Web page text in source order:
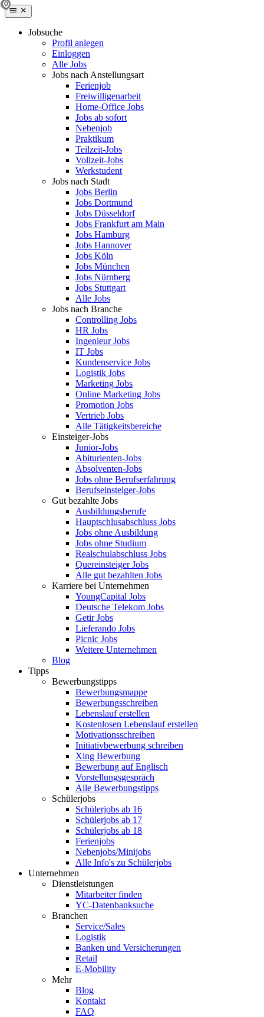
Jobsuche
Profil anlegen
Einloggen
Alle Jobs
Jobs nach Anstellungsart
Ferienjob
Freiwilligenarbeit
Home-Office Jobs
Jobs ab sofort
Nebenjob
Praktikum
Teilzeit-Jobs
Vollzeit-Jobs
Werkstudent
Jobs nach Stadt
Jobs Berlin
Jobs Dortmund
Jobs Düsseldorf
Jobs Frankfurt am Main
Jobs Hamburg
Jobs Hannover
Jobs Köln
Jobs München
Jobs Nürnberg
Jobs Stuttgart
Alle Jobs
Jobs nach Branche
Controlling Jobs
HR Jobs
Ingenieur Jobs
IT Jobs
Kundenservice Jobs
Logistik Jobs
Marketing Jobs
Online Marketing Jobs
Promotion Jobs
Vertrieb Jobs
Alle Tätigkeitsbereiche
Einsteiger-Jobs
Junior-Jobs
Abiturienten-Jobs
Absolventen-Jobs
Jobs ohne Berufserfahrung
Berufseinsteiger-Jobs
Gut bezahlte Jobs
Ausbildungsberufe
Hauptschlusabschluss Jobs
Jobs ohne Ausbildung
Jobs ohne Studium
Realschulabschluss Jobs
Quereinsteiger Jobs
Alle gut bezahlten Jobs
Karriere bei Unternehmen
YoungCapital Jobs
Deutsche Telekom Jobs
Getir Jobs
Lieferando Jobs
Picnic Jobs
Weitere Unternehmen
Blog
Tipps
Bewerbungstipps
Bewerbungsmappe
Bewerbungsschreiben
Lebenslauf erstellen
Kostenlosen Lebenslauf erstellen
Motivationsschreiben
Initiativbewerbung schreiben
Xing Bewerbung
Bewerbung auf Englisch
Vorstellungsgespräch
Alle Bewerbungstipps
Schülerjobs
Schülerjobs ab 16
Schülerjobs ab 17
Schülerjobs ab 18
Ferienjobs
Nebenjobs/Minijobs
Alle Info's zu Schülerjobs
Unternehmen
Dienstleistungen
Mitarbeiter finden
YC-Datenbanksuche
Branchen
Service/Sales
Logistik
Banken und Versicherungen
Retail
E-Mobility
Mehr
Blog
Kontakt
FAQ